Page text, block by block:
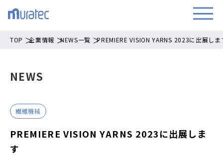
TOP 企業情報 NEWS一覧 PREMIERE VISION YARNS 2023に出展しま
NEWS
繊維機械
PREMIERE VISION YARNS 2023に出展しま
す